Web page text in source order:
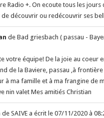
Radio +. On ecoute tous les jours
découvrir ou redécouvrir ses
de Bad griesbach ( passau -
votre équipe! De la joie au coeur
de la Baviere, passau ,à frontière
à ma famille et à ma frangine de
nin valet Mes amitiés Christian
de SAIVE a écrit le 07/11/2020 à